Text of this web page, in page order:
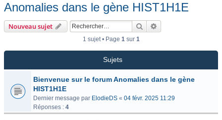
Anomalies dans le gène HIST1H1E
Nouveau sujet Rechercher
1 sujet • Page 1sur 1
Sujets
Bienvenue sur le forum Anomalies dans le gène
HIST1H1E
Dernier message par ElodieDS « 04 févr. 2025 11:29
Réponses : 4